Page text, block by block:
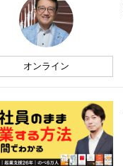
オンライン